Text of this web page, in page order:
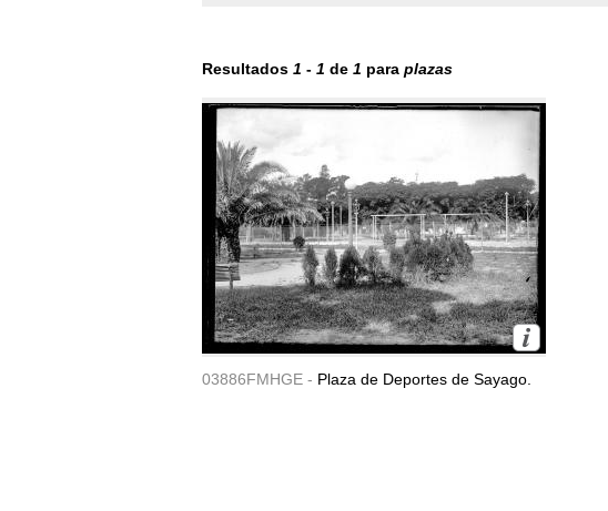
Resultados 1 - 1 de 1 para plazas
03886FMHGE - Plaza de Deportes de Sayago.